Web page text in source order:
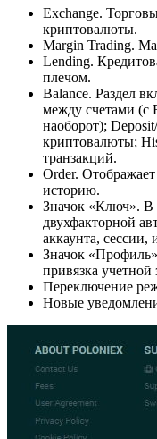
Exchange.
криптовалюты.
Margin Trading.
Lending.
плечом.
Balance. Раздел
между счетами (с
наоборот);
криптовалюты;
транзакций.
Order.
историю.
Значок «Ключ». В
двухфакторной
аккаунта, сессии,
Значок
привязка учетной
Переключение
Новые